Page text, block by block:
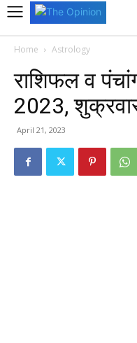
Home Astrology
राशिफल व
2023,
April 21, 2023